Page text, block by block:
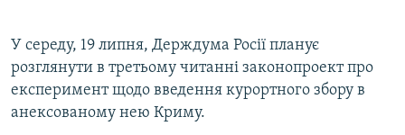
У середу, 19 липня, Держдума Росії планує
розглянути в третьому читанні законопроект про
експеримент щодо введення курортного збору в
анексованому нею Криму.